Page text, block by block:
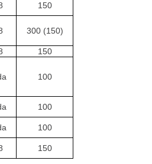
150
300 (150)
150
100
100
100
150